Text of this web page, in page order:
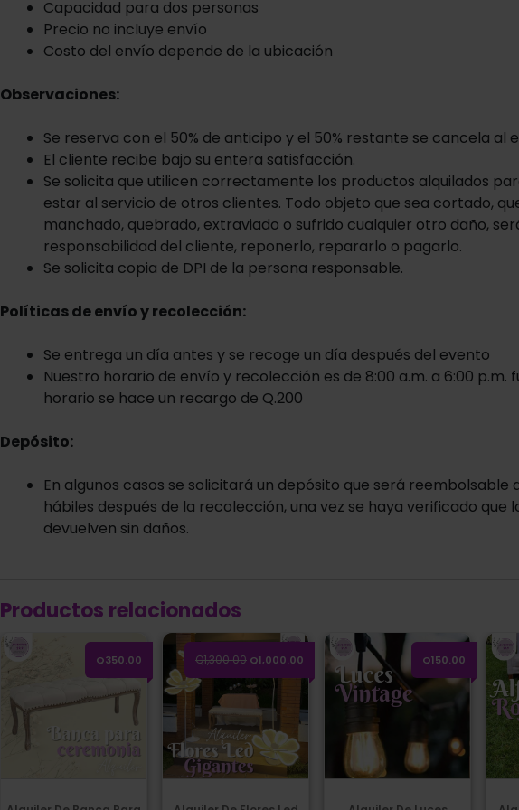
Capacidad para dos personas
Precio no incluye envío
Costo del envío depende de la ubicación
Observaciones:
Se reserva con el 50% de anticipo y el 50% restante se cancela al
El cliente recibe bajo su entera satisfacción.
Se solicita que utilicen correctamente los productos alquilados
estar al servicio de otros clientes. Todo objeto que sea cortado,
manchado, quebrado, extraviado o sufrido cualquier otro daño,
responsabilidad del cliente, reponerlo, repararlo o pagarlo.
Se solicita copia de DPI de la persona responsable.
Políticas de envío y recolección:
Se entrega un día antes y se recoge un día después del evento
Nuestro horario de envío y recolección es de 8:00 a.m. a 6:00 p.m.
horario se hace un recargo de Q.200
Depósito:
En algunos casos se solicitará un depósito que será reembolsable
hábiles después de la recolección, una vez se haya verificado que
devuelven sin daños.
Productos relacionados
Alquiler de Banca para Ceremonia
Q350.00
Alquiler de Flores Led Gigantes
Q1,300.00 Q1,000.00
Alquiler de luces vintage 15 focos
Q150.00